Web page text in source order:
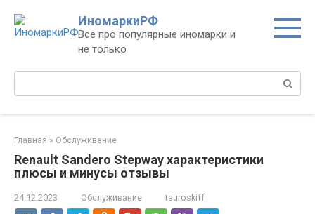
контенту
ИномаркиРФ
Все про популярные иномарки и
не только
Поиск:
Главная » Обслуживание
Renault Sandero Stepway характеристики
плюсы и минусы отзывы
24.12.2023 Обслуживание tauroskiff